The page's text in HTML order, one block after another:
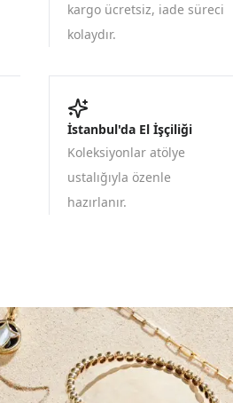
kargo ücretsiz, iade süreci
kolaydır.
İstanbul'da El İşçiliği
Koleksiyonlar atölye
ustalığıyla özenle
hazırlanır.